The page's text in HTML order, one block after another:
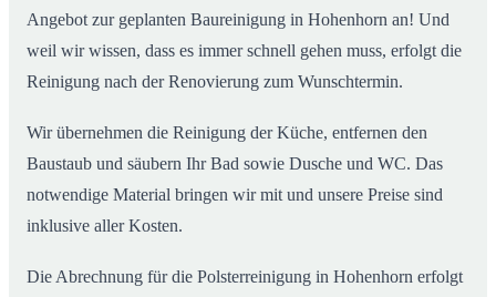
Angebot zur geplanten Baureinigung in Hohenhorn an! Und
weil wir wissen, dass es immer schnell gehen muss, erfolgt die
Reinigung nach der Renovierung zum Wunschtermin.
Wir übernehmen die Reinigung der Küche, entfernen den
Baustaub und säubern Ihr Bad sowie Dusche und WC. Das
notwendige Material bringen wir mit und unsere Preise sind
inklusive aller Kosten.
Die Abrechnung für die Polsterreinigung in Hohenhorn erfolgt